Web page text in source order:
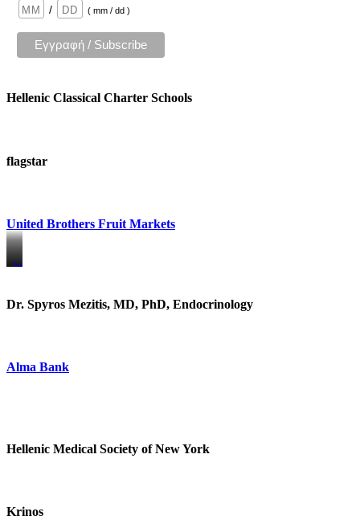
/
( mm / dd )
Hellenic Classical Charter Schools
flagstar
United Brothers Fruit Markets
https://www.unitedbrothersfruitmarkets.com/
https://www.unitedbrothersfruitmarkets.com/
Dr. Spyros Mezitis, MD, PhD, Endocrinology
Alma Bank
Hellenic Medical Society of New York
Krinos